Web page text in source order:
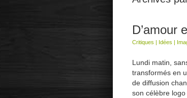
D’amour
Critiques Idées
Lundi matin,
transformés en
de diffusion
son célèbre